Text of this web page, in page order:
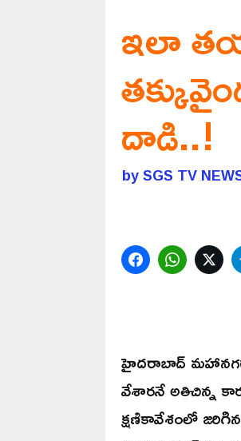
ఇలా
దాడి..!
bySGS TV
Facebook
హైదరాబాద్‌
వేశారనే అతిచిన్న
క్షణికావేశంలో